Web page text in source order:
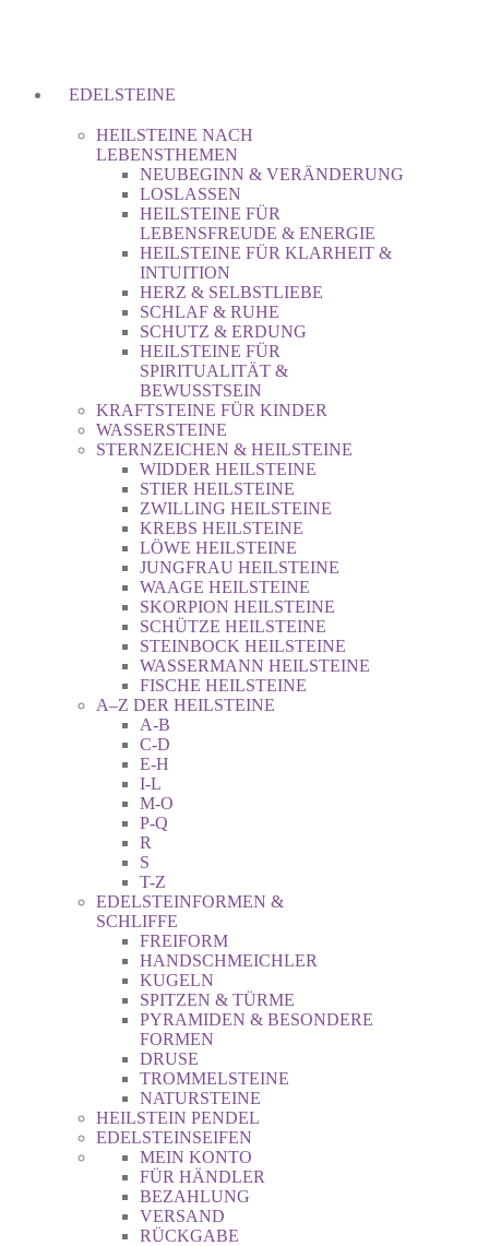
EDELSTEINE
HEILSTEINE NACH
LEBENSTHEMEN
NEUBEGINN & VERÄNDERUNG
LOSLASSEN
HEILSTEINE FÜR
LEBENSFREUDE & ENERGIE
HEILSTEINE FÜR KLARHEIT &
INTUITION
HERZ & SELBSTLIEBE
SCHLAF & RUHE
SCHUTZ & ERDUNG
HEILSTEINE FÜR
SPIRITUALITÄT &
BEWUSSTSEIN
KRAFTSTEINE FÜR KINDER
WASSERSTEINE
STERNZEICHEN & HEILSTEINE
WIDDER HEILSTEINE
STIER HEILSTEINE
ZWILLING HEILSTEINE
KREBS HEILSTEINE
LÖWE HEILSTEINE
JUNGFRAU HEILSTEINE
WAAGE HEILSTEINE
SKORPION HEILSTEINE
SCHÜTZE HEILSTEINE
STEINBOCK HEILSTEINE
WASSERMANN HEILSTEINE
FISCHE HEILSTEINE
A–Z DER HEILSTEINE
A-B
C-D
E-H
I-L
M-O
P-Q
R
S
T-Z
EDELSTEINFORMEN &
SCHLIFFE
FREIFORM
HANDSCHMEICHLER
KUGELN
SPITZEN & TÜRME
PYRAMIDEN & BESONDERE
FORMEN
DRUSE
TROMMELSTEINE
NATURSTEINE
HEILSTEIN PENDEL
EDELSTEINSEIFEN
MEIN KONTO
FÜR HÄNDLER
BEZAHLUNG
VERSAND
RÜCKGABE